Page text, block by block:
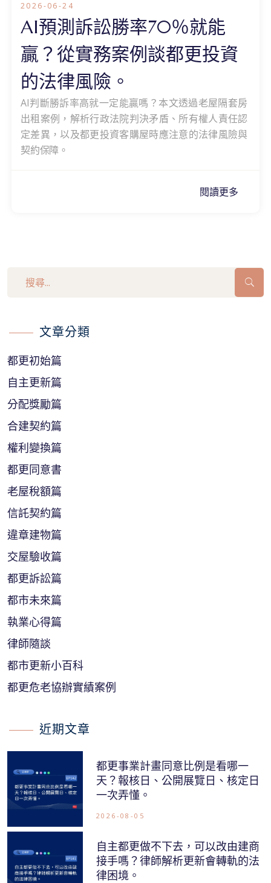
2026-06-24
AI預測訴訟勝率70％就能
贏？從實務案例談都更投資
的法律風險。
AI判斷勝訴率高就一定能贏嗎？本文透過老屋隔套房
出租案例，解析行政法院判決矛盾、所有權人責任認
定差異，以及都更投資客購屋時應注意的法律風險與
契約保障。
閱讀更多
文章分類
都更初始篇
自主更新篇
分配獎勵篇
合建契約篇
權利變換篇
都更同意書
老屋稅額篇
信託契約篇
違章建物篇
交屋驗收篇
都更訴訟篇
都市未來篇
執業心得篇
律師隨談
都市更新小百科
都更危老協辦實績案例
近期文章
都更事業計畫同意比例是看哪一
天？報核日、公開展覽日、核定日
一次弄懂。
2026-08-05
自主都更做不下去，可以改由建商
接手嗎？律師解析更新會轉軌的法
律困境。